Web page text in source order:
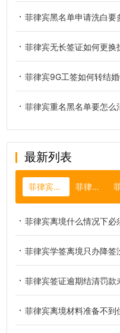
菲律宾黑名单申请洗白要
菲律宾无长签证如何更换
菲律宾9G工签如何转结
菲律宾重名黑名单要怎么
最新列表
菲律宾ecc清关 菲律宾疫情
菲律宾离境什么情况下必须办ECC清关
菲律宾学签离境只办降签没做
菲律宾签证逾期结清罚款未办 ECC
菲律宾离境材料准备不到位，惨遭